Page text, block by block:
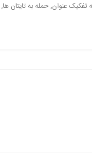
تفکیک عنوان,حمله به تایتان ها,